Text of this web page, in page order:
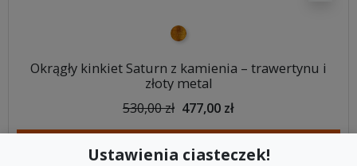
złoty
Okrągły kinkiet Saturn z kamienia – trawertynu i
złoty metal
530,00 zł 477,00 zł
Ustawienia ciasteczek!